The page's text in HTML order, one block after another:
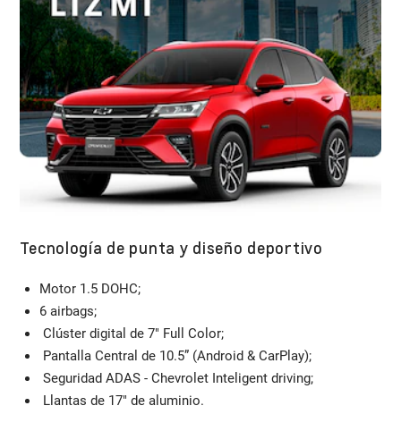
Tecnología de punta y diseño deportivo
Motor 1.5 DOHC;​
6 airbags;
Clúster digital de 7" Full Color;​
Pantalla Central de 10.5” (Android & CarPlay);
Seguridad ADAS - Chevrolet Inteligent driving;
Llantas de 17" ​de aluminio.